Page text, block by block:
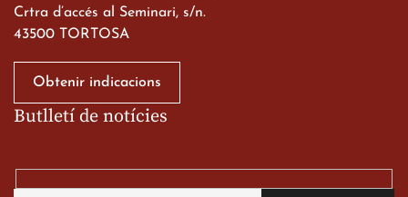
alumnes al Tortosa
Crtra d’accés al Seminari, s/n.
43500 TORTOSA
Obtenir indicacions
Butlletí de notícies